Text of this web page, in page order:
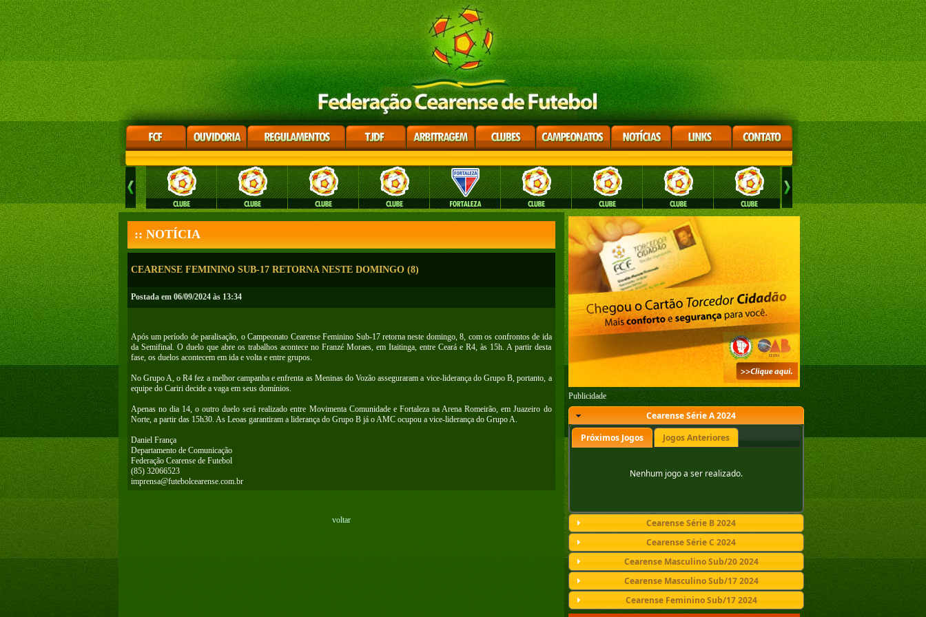
:: NOTÍCIA
CEARENSE FEMININO SUB-17 RETORNA NESTE DOMINGO (8)
Postada em 06/09/2024 às 13:34
Após um período de paralisação, o Campeonato Cearense Feminino Sub-17 retorna neste domingo, 8, com os confrontos de ida
da Semifinal. O duelo que abre os trabalhos acontece no Franzé Moraes, em Itaitinga, entre Ceará e R4, às 15h. A partir desta
fase, os duelos acontecem em ida e volta e entre grupos.
No Grupo A, o R4 fez a melhor campanha e enfrenta as Meninas do Vozão asseguraram a vice-liderança do Grupo B, portanto, a
equipe do Cariri decide a vaga em seus domínios.
Apenas no dia 14, o outro duelo será realizado entre Movimenta Comunidade e Fortaleza na Arena Romeirão, em Juazeiro do
Norte, a partir das 15h30. As Leoas garantiram a liderança do Grupo B já o AMC ocupou a vice-liderança do Grupo A.
Daniel França
Departamento de Comunicação
Federação Cearense de Futebol
(85) 32066523
imprensa@futebolcearense.com.br
voltar
Publicidade
Cearense Série A 2024
Próximos Jogos
Jogos Anteriores
Nenhum jogo a ser realizado.
Cearense Série B 2024
Cearense Série C 2024
Cearense Masculino Sub/20 2024
Cearense Masculino Sub/17 2024
Cearense Feminino Sub/17 2024